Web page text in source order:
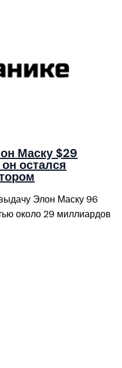
Маску $29
остался
Элон Маску 96
около 29 миллиардов